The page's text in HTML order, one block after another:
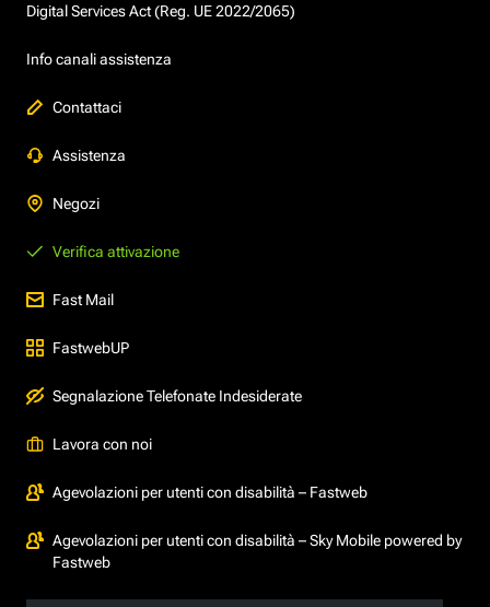
Digital Services Act (Reg. UE 2022/2065)
Info canali assistenza
Contattaci
Assistenza
Negozi
Verifica attivazione
Fast Mail
FastwebUP
Segnalazione Telefonate Indesiderate
Lavora con noi
Agevolazioni per utenti con disabilità – Fastweb
Agevolazioni per utenti con disabilità – Sky Mobile powered by
Fastweb